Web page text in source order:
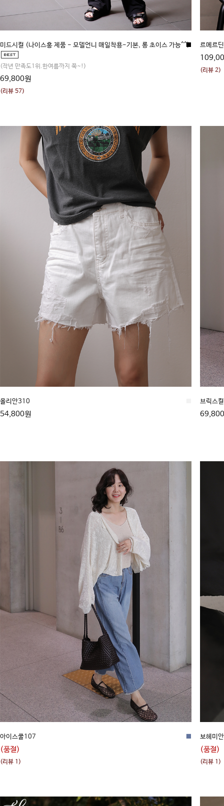
미드시컬 (나이스홍 제품 - 모델언니 매일착용-기본, 롱 초이스 가능^^)
(작년 만족도1위.한여름까지 쭉~!)
69,800원
■
(리뷰 57)
르메르
(리뷰 2)
올리안310
54,800원
브릭스
아이스쿨107
(품절)
■
(리뷰 1)
보헤미
(품절)
(리뷰 1)